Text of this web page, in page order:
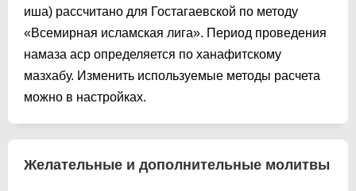
иша) рассчитано для Гостагаевской по методу
«Всемирная исламская лига». Период проведения
намаза аср определяется по ханафитскому
мазхабу. Изменить используемые методы расчета
можно в настройках.
Желательные и дополнительные молитвы